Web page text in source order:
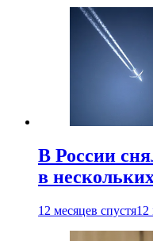
В России
в
12 месяцев спустя12